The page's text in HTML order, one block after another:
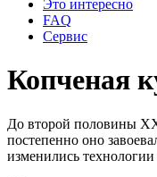
Это интересно
FAQ
Сервис
Копченая
До второй половины
постепенно оно
изменились